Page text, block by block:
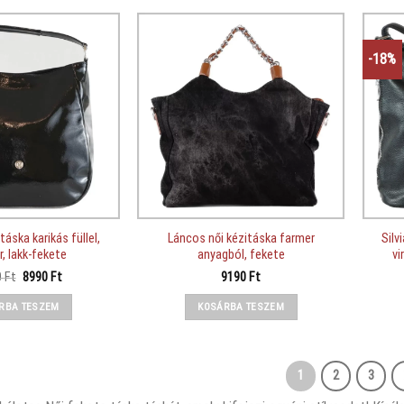
karikás füllel,
lakk-fekete
Ft Original
was:
13690 Ft.
8990 FtCurrent
TESZEM
Láncos női kézitáska farmer
anyagból, fekete
9190 Ft
KOSÁRBA TESZEM
-18%
1 2 3